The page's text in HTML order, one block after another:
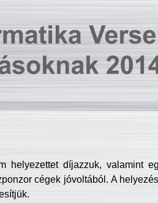
helyezettet díjazzuk, valamint
cégek jóvoltából. A